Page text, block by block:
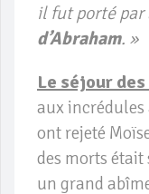
il fut porté par
d’Abraham. »
Le séjour
aux incrédules
ont rejeté
des morts était
un grand